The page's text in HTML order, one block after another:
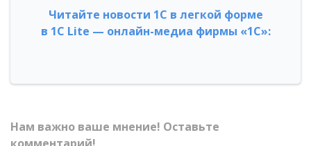
Читайте новости 1С в легкой форме
в 1С Lite — онлайн-медиа фирмы «1С»:
Нам важно ваше мнение! Оставьте